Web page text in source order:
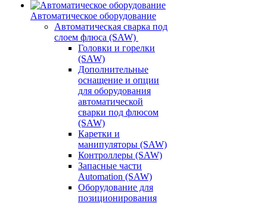
Автоматическое оборудование
Автоматическая сварка под
слоем флюса (SAW)
Головки и горелки
(SAW)
Дополнительные
оснащение и опции
для оборудования
автоматической
сварки под флюсом
(SAW)
Каретки и
манипуляторы (SAW)
Контроллеры (SAW)
Запасные части
Automation (SAW)
Оборудование для
позиционирования